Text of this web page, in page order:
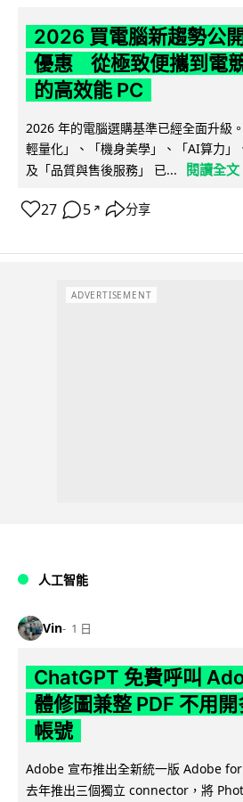
2026 買電腦新趨勢公
優惠 從極致便攜到電
的高效能 PC
2026 年的電腦選購基準已經全面升級
輕量化」、「機身美學」、「AI算力」
及「品質與售後服務」 已...
閱讀全文
27 5 ↗ 分享
ADVERTISEMENT
人工智能
Vin 1 日
ChatGPT 免費呼叫
體修圖兼整 PDF 不用
帳號
Adobe 宣布推出全新統一版 Adobe
去年推出三個獨立 connector，將